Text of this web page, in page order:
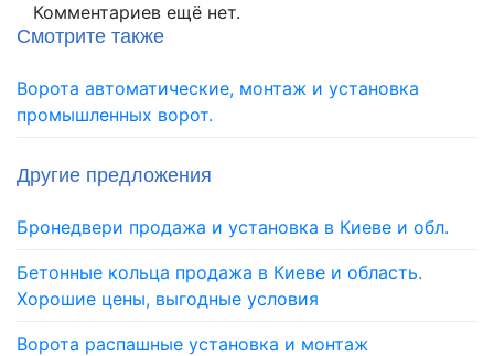
Комментариев ещё нет.
Смотрите также
Ворота автоматические, монтаж и установка
промышленных ворот.
Другие предложения
Бронедвери продажа и установка в Киеве и обл.
Бетонные кольца продажа в Киеве и область.
Хорошие цены, выгодные условия
Ворота распашные установка и монтаж